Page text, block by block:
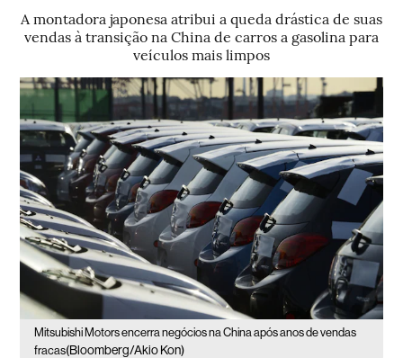
A montadora japonesa atribui a queda drástica de suas
vendas à transição na China de carros a gasolina para
veículos mais limpos
Mitsubishi Motors encerra negócios na China após anos de vendas
fracas(Bloomberg/Akio Kon)